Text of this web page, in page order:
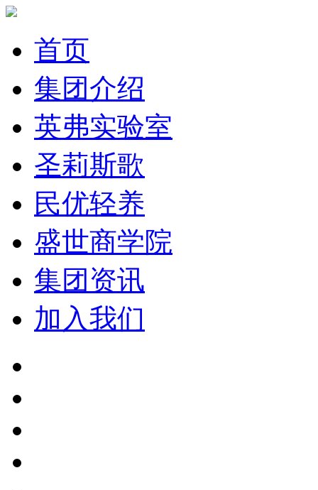
首页
集团介绍
英弗实验室
圣莉斯歌
民优轻养
盛世商学院
集团资讯
加入我们